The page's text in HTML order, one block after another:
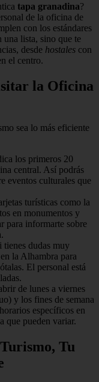
tapa granadina?
de la oficina de
con los estándares
una lista, sino que te
desde hostales con
el centro.
la Oficina
sea lo más eficiente
los primeros 20
central. Así podrás
eventos culturales que
turísticas como la
en monumentos y
para informarte sobre
tienes dudas muy
la Alhambra para
El personal está
de lunes a viernes
y los fines de semana
específicos en
que pueden variar.
Tu